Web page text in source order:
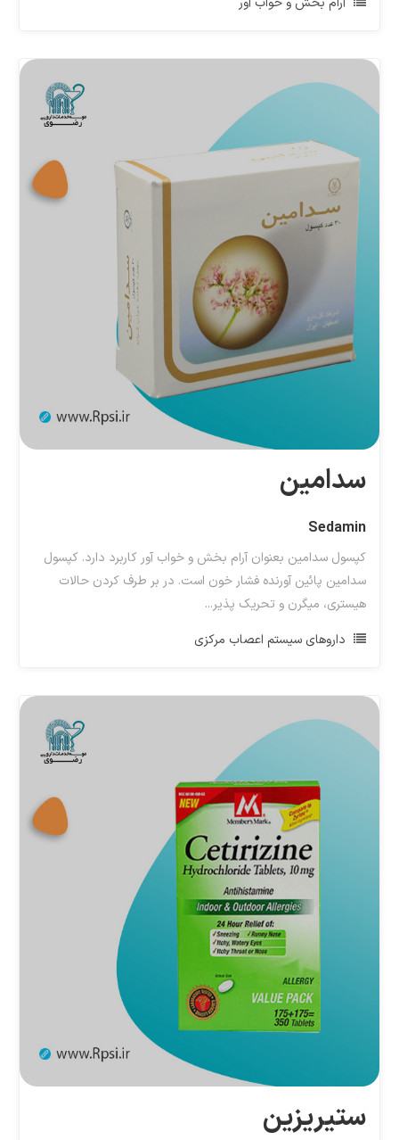
سدامین
Sedamin
کپسول سدامین بعنوان آرام بخش و خواب آور کاربرد دارد. کپسول
سدامین پائین آورنده فشار خون است. در بر طرف کردن حالات
هیستری، میگرن و تحریک پذیر...
داروهای سیستم اعصاب مرکزی
ستیریزین